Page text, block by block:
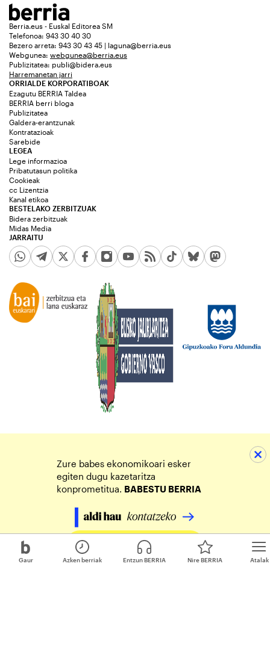
Gaur Atalak
Azken berriak Entzun BERRIA Nire BERRIA
Berria.eus - Euskal Editorea SM
Telefonoa: 943 30 40 30
Bezero arreta: 943 30 43 45 | laguna@berria.eus
Webgunea: webgunea@berria.eus
Publizitatea: publi@bidera.eus
Harremanetan jarri
ORRIALDE KORPORATIBOAK
Ezagutu BERRIA Taldea
BERRIA berri bloga
Publizitatea
Galdera-erantzunak
Kontratazioak
Sarebide
JARRAITU
LEGEA
Lege informazioa
Pribatutasun politika
Cookieak
cc Lizentzia
Kanal etikoa
BESTELAKO ZERBITZUAK
Bidera zerbitzuak
Midas Media
Zure babes ekonomikoari esker
egiten dugu kazetaritza
konprometitua. BABESTU BERRIA
Egin zure ekarpena